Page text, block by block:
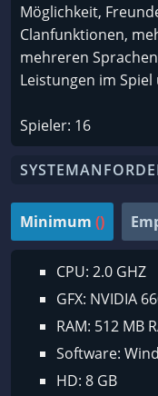
Möglichkeit,
Clanfunktionen,
mehreren
Leistungen im
Spieler: 16
Minimum ()
CPU: 2.0 GHZ
GFX: NVIDIA
RAM: 512 MB
Software:
HD: 8 GB